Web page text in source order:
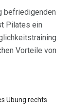
befriedigenden
Pilates ein
Vorteile von
Übung rechts